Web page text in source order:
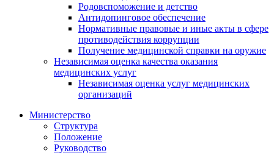
Родовспоможение и детство
Антидопинговое обеспечение
Нормативные правовые и иные акты в сфере
противодействия коррупции
Получение медицинской справки на оружие
Независимая оценка качества оказания
медицинских услуг
Независимая оценка услуг медицинскиx
организаций
Министерство
Структура
Положение
Руководство